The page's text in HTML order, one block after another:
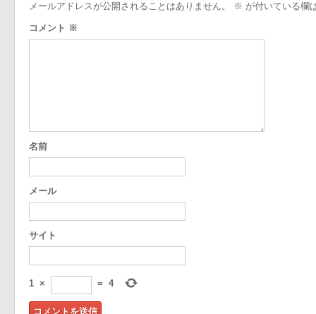
メールアドレスが公開されることはありません。 ※ が付いている欄
コメント ※
名前
メール
サイト
1 × = 4